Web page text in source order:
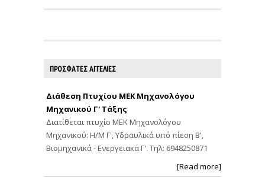
ΠΡΟΣΦΑΤΕΣ ΑΓΓΕΛΙΕΣ
Διάθεση Πτυχίου ΜΕΚ Μηχανολόγου
Μηχανικού Γ' Τάξης
Διατίθεται πτυχίο ΜΕΚ Μηχανολόγου
Μηχανικού: Η/Μ Γ', Υδραυλικά υπό πίεση Β',
Βιομηχανικά - Ενεργειακά Γ'. Τηλ: 6948250871
[Read more]